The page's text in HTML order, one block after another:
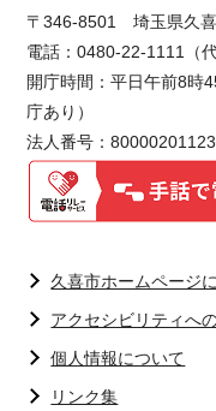
〒346-8501 埼玉県久
電話：0480-22-1111（代
開庁時間：平日午前8時
庁あり）
法人番号：
久喜市ホームページ
アクセシビリティへ
個人情報について
リンク集